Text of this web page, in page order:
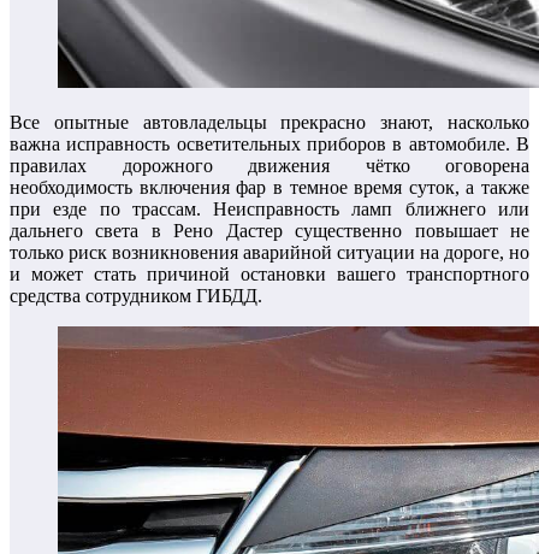
Все опытные автовладельцы прекрасно знают, насколько
важна исправность осветительных приборов в автомобиле. В
правилах дорожного движения чётко оговорена
необходимость включения фар в темное время суток, а также
при езде по трассам. Неисправность ламп ближнего или
дальнего света в Рено Дастер существенно повышает не
только риск возникновения аварийной ситуации на дороге, но
и может стать причиной остановки вашего транспортного
средства сотрудником ГИБДД.